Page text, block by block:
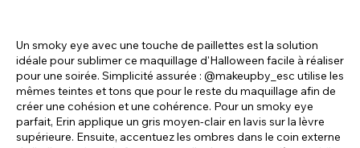
Un smoky eye avec une touche de paillettes est la solution
idéale pour sublimer ce maquillage d'Halloween facile à réaliser
pour une soirée. Simplicité assurée : @makeupby_esc utilise les
mêmes teintes et tons que pour le reste du maquillage afin de
créer une cohésion et une cohérence. Pour un smoky eye
parfait, Erin applique un gris moyen-clair en lavis sur la lèvre
supérieure. Ensuite, accentuez les ombres dans le coin externe